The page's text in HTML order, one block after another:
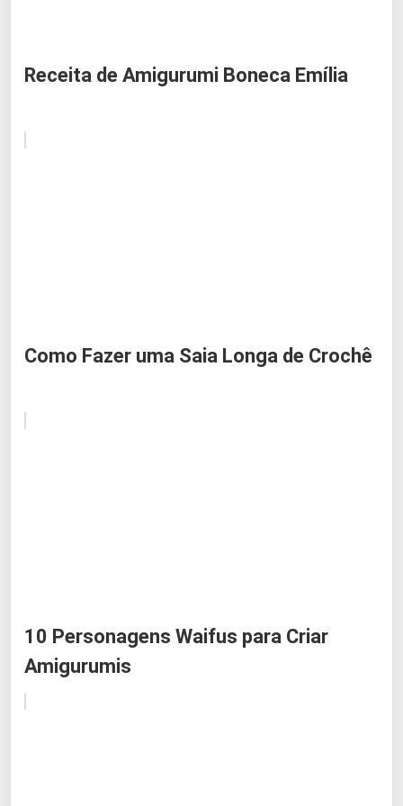
Receita de Amigurumi Boneca Emília
Como Fazer uma Saia Longa de Crochê
10 Personagens Waifus para Criar
Amigurumis